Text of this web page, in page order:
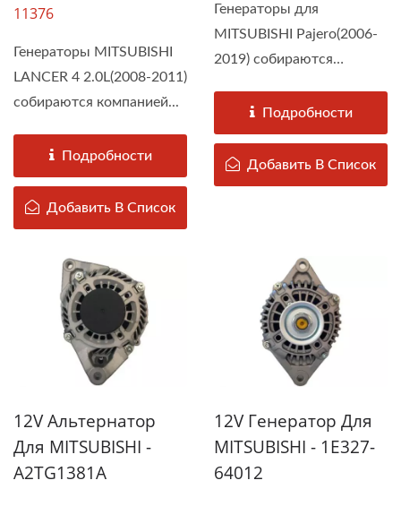
11376
Генераторы MITSUBISHI
LANCER 4 2.0L(2008-2011)
собираются компанией...
Подробности
Добавить В Список
Генераторы для
MITSUBISHI Pajero(2006-
2019) собираются
Подробности
Добавить В Список
12V Альтернатор
Для MITSUBISHI -
A2TG1381A
12V Генератор Для
MITSUBISHI - 1E327-
64012